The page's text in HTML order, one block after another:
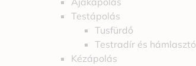
Testápolás
Tusfürdő
Testradír és hámlasztó
Kézápolás